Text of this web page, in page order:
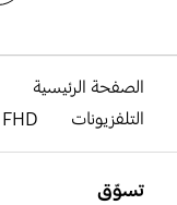
الصفحة الرئيسية
التلفزيونات
FHD
تسوّق